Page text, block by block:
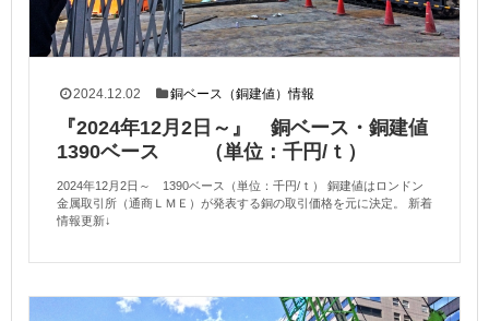
2024.12.02 銅ベース（銅建値）情報
『2024年12月2日～』 銅ベース・銅建値
1390ベース （単位：千円/ｔ）
2024年12月2日～ 1390ベース（単位：千円/ｔ） 銅建値はロンドン
金属取引所（通商ＬＭＥ）が発表する銅の取引価格を元に決定。 新着
情報更新↓